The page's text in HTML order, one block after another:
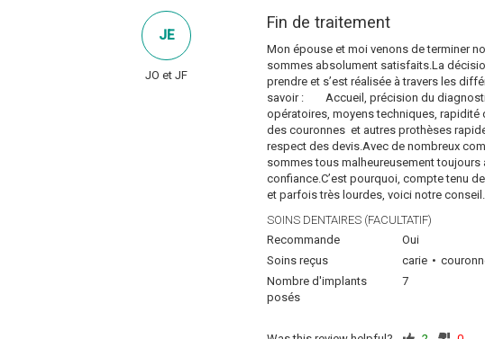
Fin de traitement
Mon épouse et moi venons de terminer
sommes absolument satisfaits.La
prendre et s’est réalisée à travers les
savoir : Accueil, précision du
opératoires, moyens techniques, rapidité
des couronnes et autres prothèses
respect des devis.Avec de nombreux
sommes tous malheureusement
confiance.C’est pourquoi, compte tenu
et parfois très lourdes, voici notre
SOINS DENTAIRES (FACULTATIF)
Recommande
Oui
Soins reçus
carie
Nombre d'implants
posés
7
JE
JO et JF